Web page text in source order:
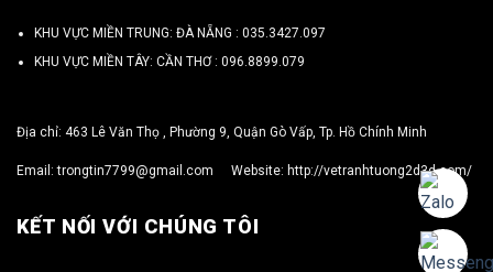
KHU VỰC MIỀN TRUNG: ĐÀ NẴNG : 035.3427.097
KHU VỰC MIỀN TÂY: CẦN THƠ : 096.8899.079
Địa chỉ: 463 Lê Văn Thọ , Phường 9, Quận Gò Vấp, Tp. Hồ Chính Minh
Email:trongtin7799@gmail.com Website: http://vetranhtuong2d3d.com/
KẾT NỐI VỚI CHÚNG TÔI